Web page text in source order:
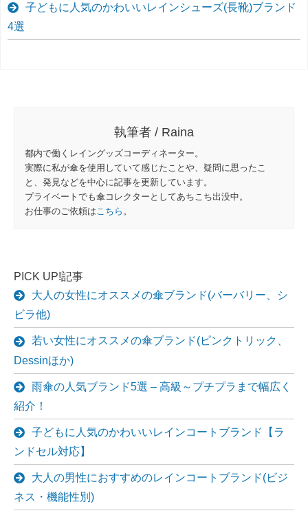
子どもに人気のかわいいレインシューズ(長靴)ブランド
4選
執筆者 / Raina
都内で働くレイングッズコーディネーター。
実際に私が傘を使用していて感じたことや、疑問に思ったこ
と、発見などを中心に記事を更新しています。
プライベートでも傘コレクターとしてあちこち出没中。
お仕事のご依頼はこちら 。
PICK UP!記事
大人の女性にオススメの傘ブランド(バーバリー、シ
ビラ他)
若い女性にオススメの傘ブランド(ピンクトリック、
Dessinほか)
雨傘の人気ブランド5選 – 高級～プチプラまで幅広く
紹介！
子どもに人気のかわいいレインコートブランド【ラ
ンドセル対応】
大人の男性におすすめのレインコートブランド(ビジ
ネス・機能性別)